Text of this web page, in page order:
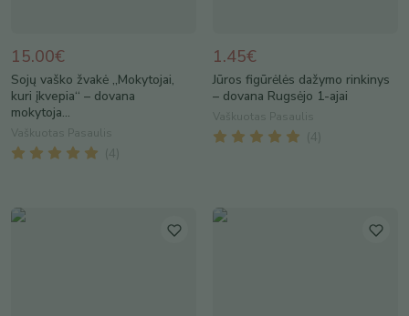
15.00€
Sojų vaško žvakė „Mokytojai,
kuri įkvepia“ – dovana
mokytoja...
Vaškuotas Pasaulis
( 4
1.45€
Jūros figūrėlės dažymo rinkinys
– dovana Rugsėjo 1-ajai
Vaškuotas Pasaulis
( 4